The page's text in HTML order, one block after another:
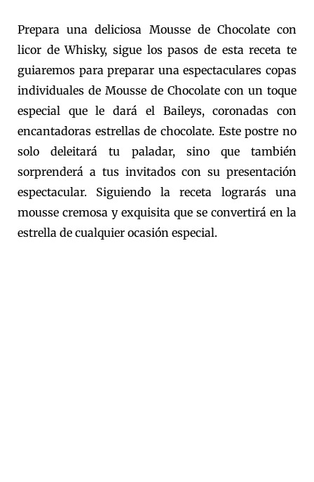
Prepara una deliciosa Mousse de Chocolate con
licor de Whisky, sigue los pasos de esta receta te
guiaremos para preparar una espectaculares copas
individuales de Mousse de Chocolate con un toque
especial que le dará el Baileys, coronadas con
encantadoras estrellas de chocolate. Este postre no
solo deleitará tu paladar, sino que también
sorprenderá a tus invitados con su presentación
espectacular. Siguiendo la receta lograrás una
mousse cremosa y exquisita que se convertirá en la
estrella de cualquier ocasión especial.